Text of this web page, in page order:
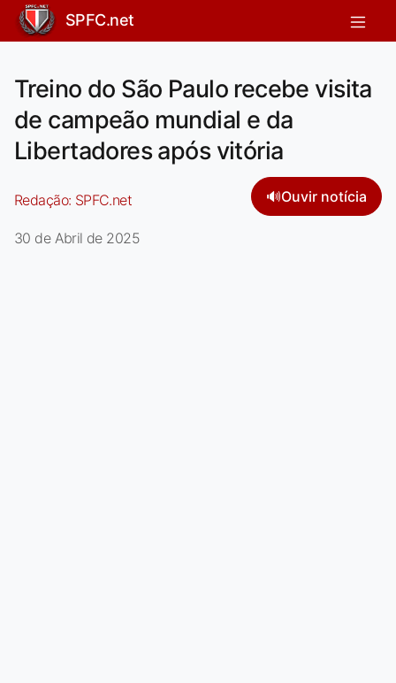
SPFC.net
Treino do São Paulo recebe visita
de campeão mundial e da
Libertadores após vitória
Redação: SPFC.net 🔊Ouvir notícia
30 de Abril de 2025